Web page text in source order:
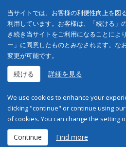
当サイトでは、お客様の利便性向上を図
利用しています。お客様は、「続ける」
き続き当サイトをご利用になることによ
ー」に同意したものとみなされます。な
変更が可能です。
続ける 詳細を見る
We use cookies to enhance your
clicking "continue" or continue using
of cookies. You can change the setting
Continue Find more